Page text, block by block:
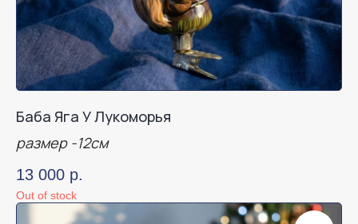
Баба Яга У Лукоморья
размер -12см
13 000 р.
Out of stock